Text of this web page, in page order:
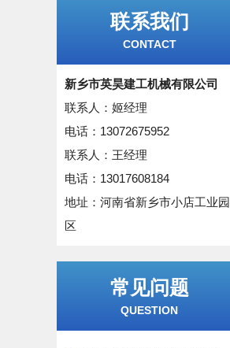
联系我们
CONTACT
新乡市英昊建工机械有限公司
联系人：姬经理
电话：13072675952
联系人：王经理
电话：13017608184
地址：河南省新乡市小店工业园
区
常见问题
QUESTION